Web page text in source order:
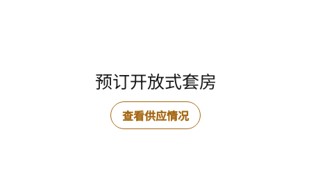
预订开放式套房
查看供应情况